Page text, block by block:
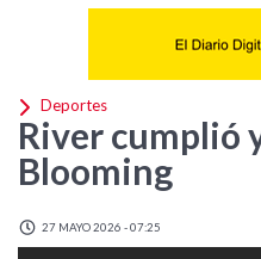
Deportes
River cumplió
Blooming
27 MAYO 2026 - 07:25